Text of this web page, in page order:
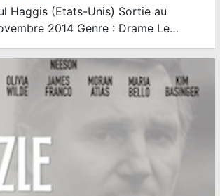
Haggis (Etats-Unis) Sortie au
2014 Genre : Drame Le…